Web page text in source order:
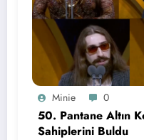
Minie 0
50. Pantane Altın
Sahiplerini Buldu